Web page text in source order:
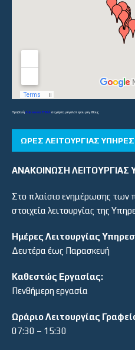
ΠροβολήΛύκεια και ΕΠΑΛσε χάρτη μεγαλύτερου μεγέθους
ΏΡΕΣ ΛΕΙΤΟΥΡΓΊΑΣ
ΑΝΑΚΟΙΝΩΣΗ ΛΕΙΤΟΥΡΓΙΑΣ
Στο πλαίσιο ενημέρωσης των
στοιχεία λειτουργίας της
Ημέρες Λειτουργίας
Δευτέρα έως Παρασκευή
Καθεστώς Εργασίας:
Πενθήμερη εργασία
Ωράριο Λειτουργίας
07:30 – 15:30